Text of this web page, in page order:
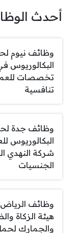
أحدث
وظائف نيوم
البكالوريوس
تخصصات
تنافسية
وظائف جدة
البكالوريوس
شركة النهدي
الجنسيات
وظائف
هيئة الزكاة
والجمارك